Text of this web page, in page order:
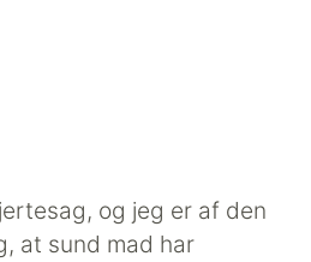
og jeg er af den
at sund mad har